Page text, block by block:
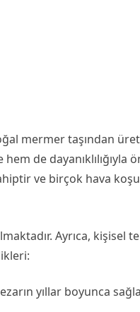
mermer taşından
de dayanıklılığıyla
ve birçok hava
Ayrıca, kişisel
yıllar boyunca